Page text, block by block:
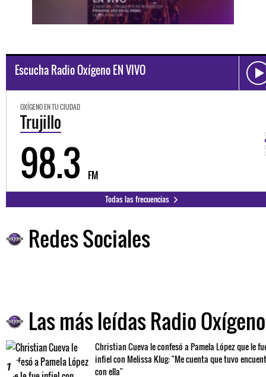
Escucha Radio Oxígeno EN VIVO
OXÍGENO EN TU CIUDAD
Trujillo
98.3 FM
Todas las frecuencias
Redes Sociales
Las más leídas Radio Oxígeno
1
Christian Cueva le confesó a Pamela López que le
infiel con Melissa Klug: "Me cuenta que tuvo
con ella"